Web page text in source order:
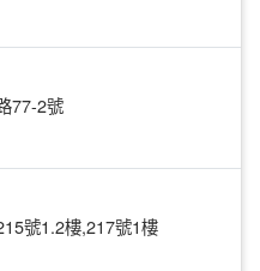
77-2號
號1.2樓,217號1樓